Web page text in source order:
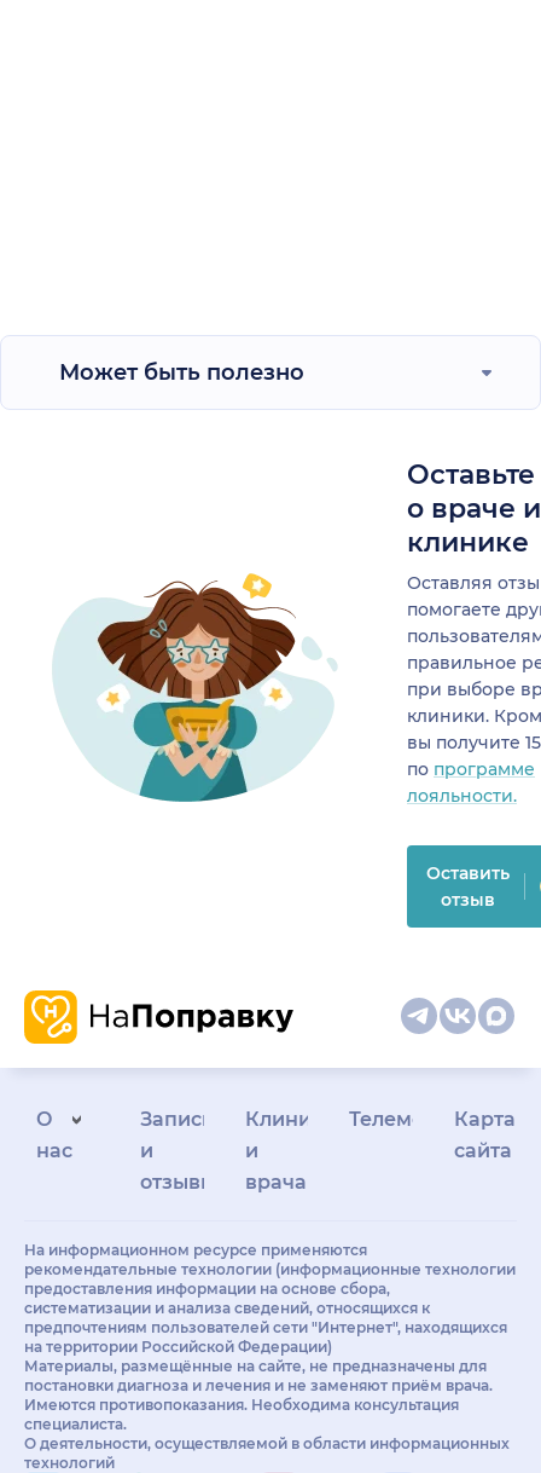
Может быть полезно
о враче
клинике
Оставляя
помогаете
правильное
при выборе
клиники.
вы получите
по программе
лояльности.
Оставить
отзыв
О
нас
Запись
и
отзывы
Клиникам
и
врачам
Телемедицина
Карта
сайта
На информационном ресурсе применяются
рекомендательные технологии (информационные технологии
предоставления информации на основе сбора,
систематизации и анализа сведений, относящихся к
предпочтениям пользователей сети "Интернет", находящихся
на территории Российской Федерации)
Материалы, размещённые на сайте, не предназначены для
постановки диагноза и лечения и не заменяют приём врача.
Имеются противопоказания. Необходима консультация
специалиста.
О деятельности, осуществляемой в области информационных
технологий